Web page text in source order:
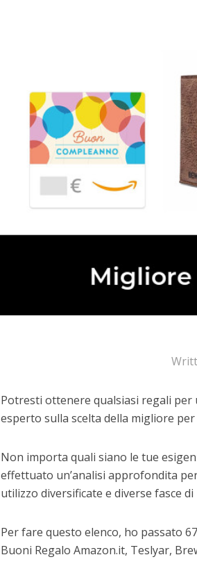
Potresti ottenere qualsiasi regali per
esperto sulla scelta della migliore
Non importa quali siano le tue
effettuato un’analisi approfondita
utilizzo diversificate e diverse fasce di
Per fare questo elenco, ho passato
Buoni Regalo Amazon.it, Teslyar,